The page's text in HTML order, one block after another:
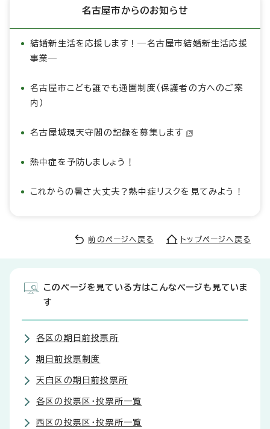
名古屋市からのお知らせ
結婚新生活を応援します！―名古屋市結婚新生活応援
事業―
名古屋市こども誰でも通園制度（保護者の方へのご案
内）
名古屋城現天守閣の記録を募集します
熱中症を予防しましょう！
これからの暑さ大丈夫？熱中症リスクを見てみよう！
前のページへ戻る トップページへ戻る
このページを見ている方はこんなページも見ていま
す
各区の期日前投票所
期日前投票制度
天白区の期日前投票所
各区の投票区・投票所一覧
西区の投票区・投票所一覧